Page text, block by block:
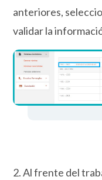
anteriores,
validar la
2. Al frente del